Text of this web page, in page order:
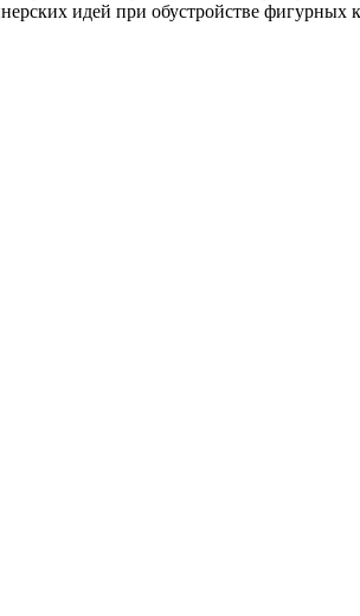
идей при обустройстве фигурных